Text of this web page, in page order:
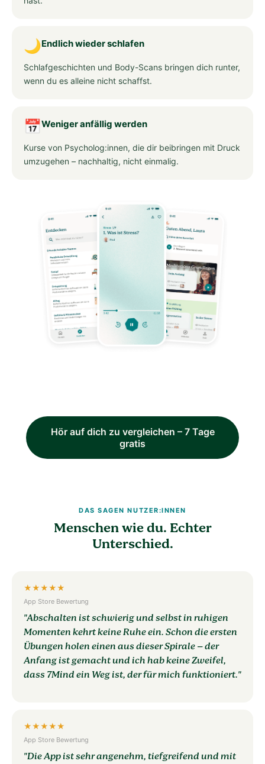
🌙Endlich wieder schlafen
Schlafgeschichten und Body-Scans bringen dich runter,
wenn du es alleine nicht schaffst.
📅Weniger anfällig werden
Kurse von Psycholog:innen, die dir beibringen mit Druck
umzugehen – nachhaltig, nicht einmalig.
Hör auf dich zu vergleichen – 7 Tage
gratis
DAS SAGEN NUTZER:INNEN
Menschen wie du. Echter
Unterschied.
★★★★★
App Store Bewertung
"Abschalten ist schwierig und selbst in ruhigen
Momenten kehrt keine Ruhe ein. Schon die ersten
Übungen holen einen aus dieser Spirale – der
Anfang ist gemacht und ich hab keine Zweifel,
dass 7Mind ein Weg ist, der für mich funktioniert."
★★★★★
App Store Bewertung
"Die App ist sehr angenehm, tiefgreifend und mit